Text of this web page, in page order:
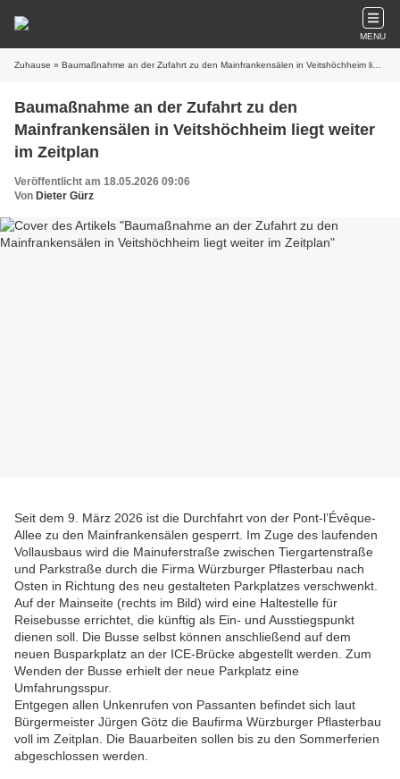
MENU
Zuhause » Baumaßnahme an der Zufahrt zu den Mainfrankensälen in Veitshöchheim liegt weiter im Zeitplan
Baumaßnahme an der Zufahrt zu den
Mainfrankensälen in Veitshöchheim liegt weiter
im Zeitplan
Veröffentlicht am 18.05.2026 09:06
Von Dieter Gürz
Seit dem 9. März 2026 ist die Durchfahrt von der Pont-l’Évêque-
Allee zu den Mainfrankensälen gesperrt. Im Zuge des laufenden
Vollausbaus wird die Mainuferstraße zwischen Tiergartenstraße
und Parkstraße durch die Firma Würzburger Pflasterbau nach
Osten in Richtung des neu gestalteten Parkplatzes verschwenkt.
Auf der Mainseite (rechts im Bild) wird eine Haltestelle für
Reisebusse errichtet, die künftig als Ein- und Ausstiegspunkt
dienen soll. Die Busse selbst können anschließend auf dem
neuen Busparkplatz an der ICE-Brücke abgestellt werden. Zum
Wenden der Busse erhielt der neue Parkplatz eine
Umfahrungsspur.
Entgegen allen Unkenrufen von Passanten befindet sich laut
Bürgermeister Jürgen Götz die Baufirma Würzburger Pflasterbau
voll im Zeitplan. Die Bauarbeiten sollen bis zu den Sommerferien
abgeschlossen werden.